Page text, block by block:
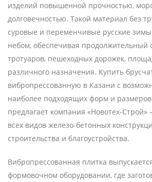
изделий повышенной прочностью,
долговечностью. Такой материал без
суровые и переменчивые русские
небом, обеспечивая продолжительный
тротуаров, пешеходных дорожек,
различного назначения. Купить
вибропрессованную в Казани с
наиболее подходящих форм и
предлагает компания «Новотех-Строй»
всех видов железо-бетонных
строительства и благоустройства.
Вибропрессованная плитка
формовочном оборудовании, где